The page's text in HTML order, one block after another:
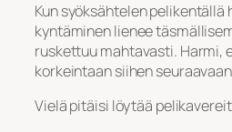
Kun syöksähtelen pelikentällä
kyntäminen lienee
ruskettuu mahtavasti. Harmi,
korkeintaan siihen
Vielä pitäisi löytää